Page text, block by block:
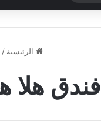
الرئيسية /
فندق هلا